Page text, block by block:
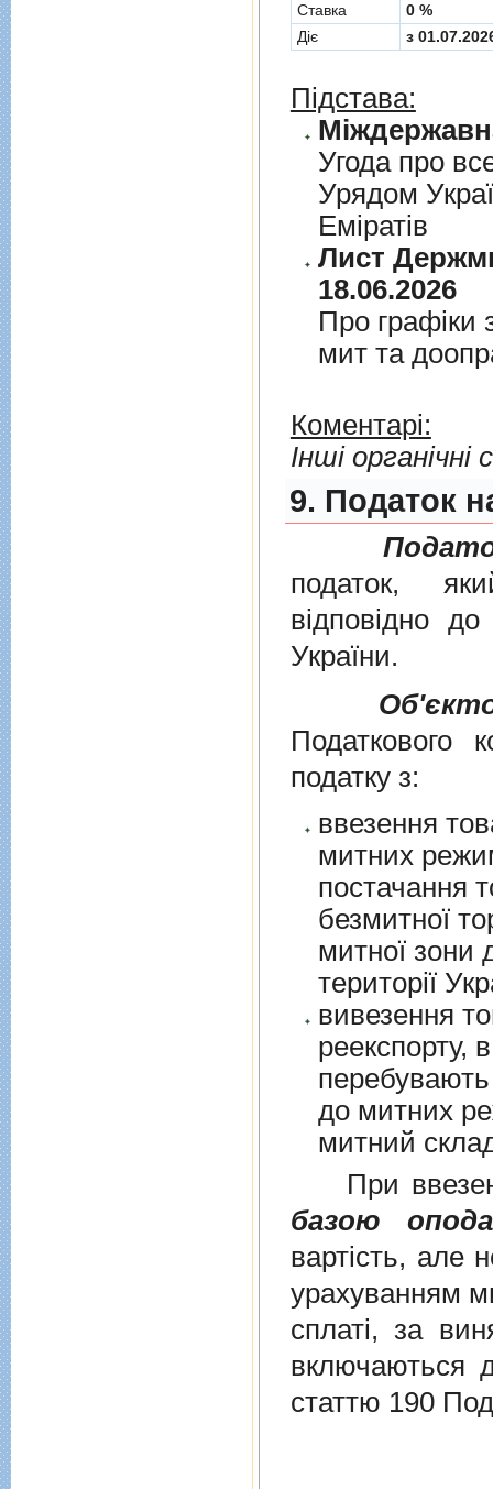
Cтавка
0 %
Діє
з
Підстава:
Угода про
Урядом
Емiратiв
Лист
18.06.2026
Про графiки
мит та
Коментарі:
Інші органічні
9. Податок
податок,
вiдповiдно
України.
Податкового
податку з:
ввезення
митних
постачання
безмитної
митної зони для їх
території
вивезення
реекспорту,
перебувають у
до митних
митний
При
базою
вартість, але
урахуванням
сплаті, за
включаються
статтю 190